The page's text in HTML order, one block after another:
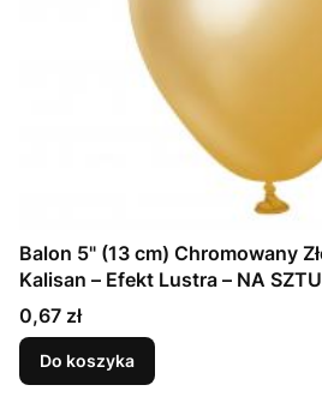
Balon 5" (13 cm) Chromowany
Kalisan – Efekt Lustra – NA
Cena
0,67 zł
Do koszyka